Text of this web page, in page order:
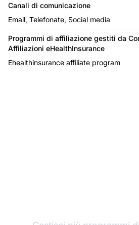
Canali di comunicazione
Email, Telefonate, Social media
Programmi di affiliazione gestiti da
Affiliazioni eHealthInsurance
Ehealthinsurance affiliate program